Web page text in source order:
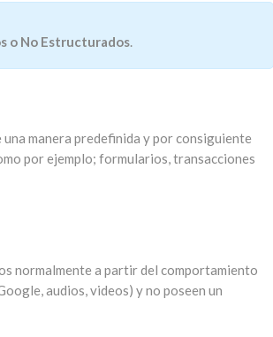
o No Estructurados.
manera predefinida y por consiguiente
por ejemplo; formularios, transacciones
normalmente a partir del comportamiento
audios, videos) y no poseen un